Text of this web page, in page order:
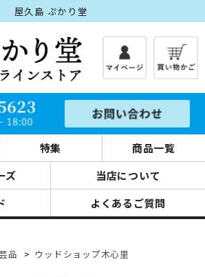
屋久島 ぷかり堂
特集
商品一覧
ズ
当店について
よくあるご質問
品 > ウッドショップ木心里